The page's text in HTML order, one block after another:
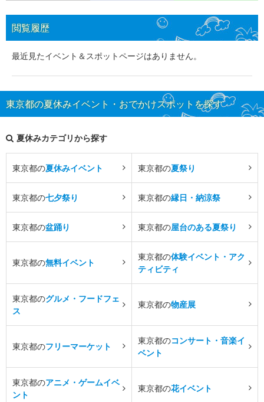
閲覧履歴
最近見たイベント＆スポットページはありません。
東京都の夏休みイベント・おでかけスポットを探す
夏休みカテゴリから探す
東京都の夏休みイベント 東京都の夏祭り
東京都の七夕祭り 東京都の縁日・納涼祭
東京都の盆踊り 東京都の屋台のある夏祭り
東京都の無料イベント
東京都の体験イベント・アク
ティビティ
東京都のグルメ・フードフェ
ス
東京都の物産展
東京都のフリーマーケット
東京都のコンサート・音楽イ
ベント
東京都のアニメ・ゲームイベ
ント
東京都の花イベント